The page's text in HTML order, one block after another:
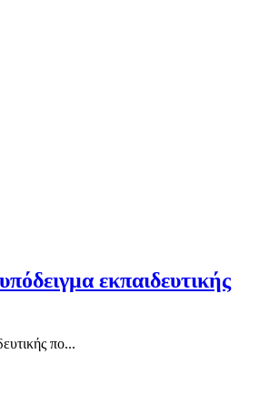
εκπαιδευτικής
πο...